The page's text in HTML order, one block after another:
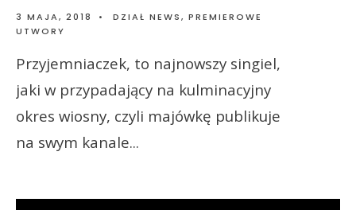
3 MAJA, 2018 • DZIAŁ NEWS, PREMIEROWE
UTWORY
Przyjemniaczek, to najnowszy singiel,
jaki w przypadający na kulminacyjny
okres wiosny, czyli majówkę publikuje
na swym kanale...